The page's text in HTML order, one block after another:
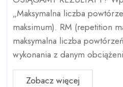
„Maksymalna liczba
maksimum). RM (repetition
maksymalna liczba
wykonania z danym
Zobacz więcej